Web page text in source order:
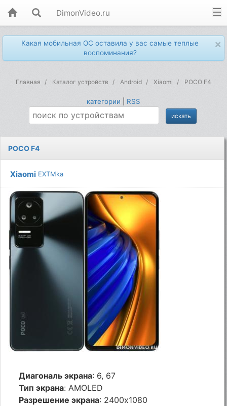
DimonVideo.ru
×
Какая мобильная ОС оставила у вас самые теплые
воспоминания?
Главная Каталог устройств Android Xiaomi POCO F4
категории RSS
POCO F4
Xiaomi EXTMka
Диагональ экрана: 6, 67
Тип экрана: AMOLED
Разрешение экрана: 2400x1080